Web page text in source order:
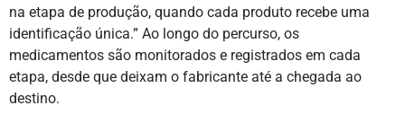
na etapa de produção, quando cada produto recebe uma
identificação única.” Ao longo do percurso, os
medicamentos são monitorados e registrados em cada
etapa, desde que deixam o fabricante até a chegada ao
destino.